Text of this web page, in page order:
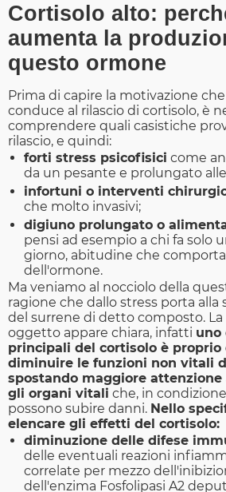
Cortisolo alto:
aumenta la
questo ormone
Prima di capire la motivazione
conduce al rilascio di cortisolo, è
comprendere quali casistiche
rilascio, e quindi:
forti stress psicofisici come
da un pesante e prolungato
infortuni o interventi
che molto invasivi;
digiuno prolungato o
pensi ad esempio a chi fa solo
giorno, abitudine che
dell'ormone.
Ma veniamo al nocciolo della
ragione che dallo stress porta alla
del surrene di detto composto.
oggetto appare chiara, infatti uno
principali del cortisolo è proprio
diminuire le funzioni non vitali
spostando maggiore
gli organi vitali che, in
possono subire danni. Nello
elencare gli effetti del cortisolo:
diminuzione delle difese
delle eventuali reazioni
correlate per mezzo
dell'enzima Fosfolipasi A2